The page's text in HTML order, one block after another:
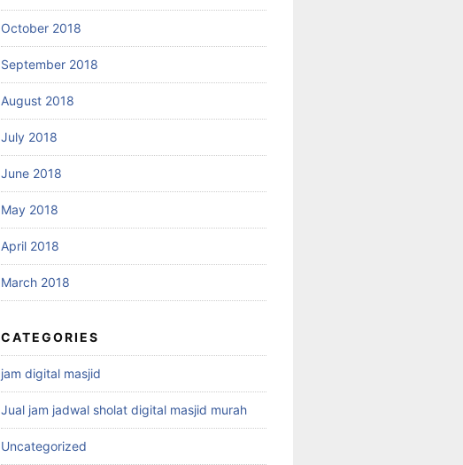
October 2018
September 2018
August 2018
July 2018
June 2018
May 2018
April 2018
March 2018
CATEGORIES
jam digital masjid
Jual jam jadwal sholat digital masjid murah
Uncategorized